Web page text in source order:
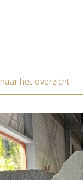
het overzicht